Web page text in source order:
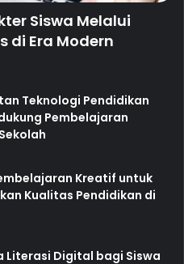
Siswa Melalui
di Era Modern
Teknologi Pendidikan
Pembelajaran
Kreatif untuk
Kualitas Pendidikan di
Literasi Digital bagi Siswa